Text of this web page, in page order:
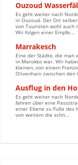
Ouzoud
Es geht weiter nach
in Ouzoud. Der Ort
von Touristen wohl auch
Wir folgen einer Empfe...
Marrakesch
Eine der Städte, die man
in Marokko war. Wir
kleinen, von einem
Olivenhain zwischen den
Ausflug in den
Es geht weiter nach
fahren über eine
einer Ebene zu Fuße des
von weitem die schn...